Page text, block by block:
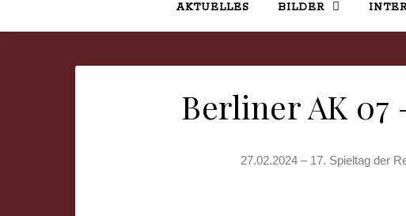
AKTUELLES BILDER
Berliner AK 07
27.02.2024 – 17. Spieltag der